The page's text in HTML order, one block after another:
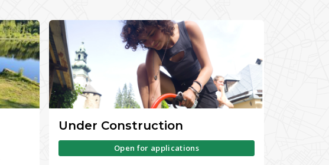
Under Construction
Open for applications